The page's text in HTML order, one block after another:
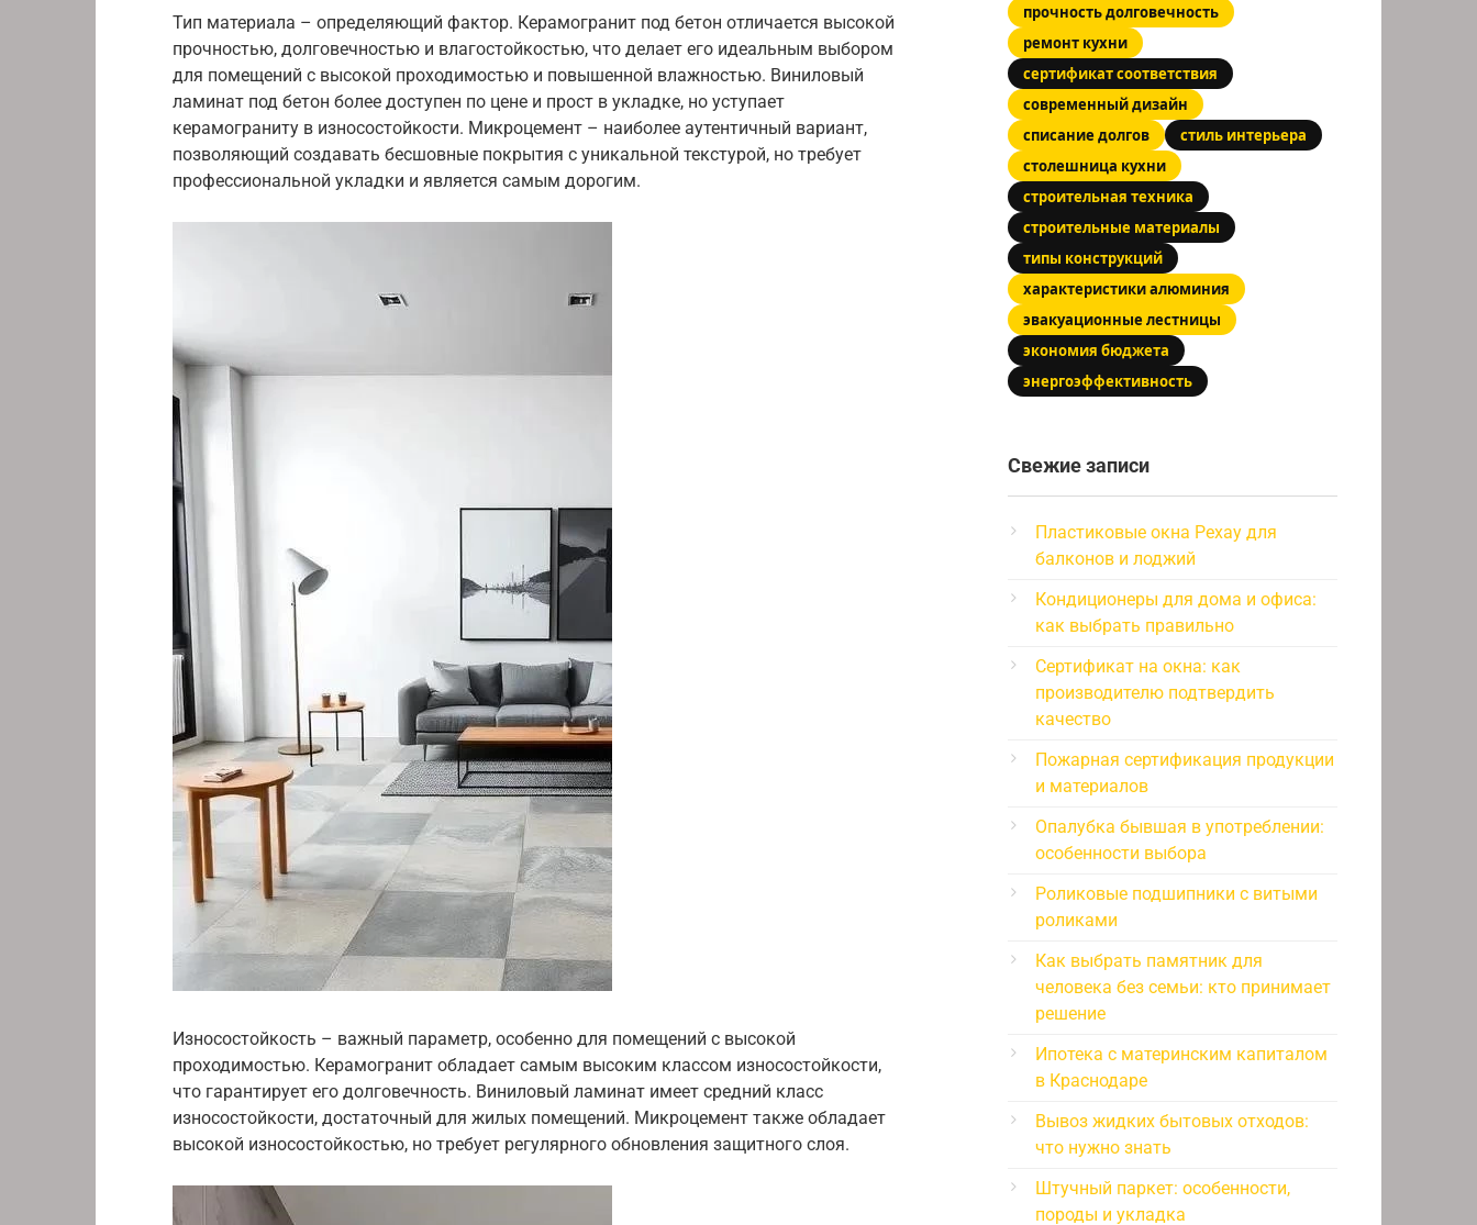
Тип материала – определяющий фактор. Керамогранит под бетон отличается высокой
прочностью, долговечностью и влагостойкостью, что делает его идеальным выбором
для помещений с высокой проходимостью и повышенной влажностью. Виниловый
ламинат под бетон более доступен по цене и прост в укладке, но уступает
керамограниту в износостойкости. Микроцемент – наиболее аутентичный вариант,
позволяющий создавать бесшовные покрытия с уникальной текстурой, но требует
профессиональной укладки и является самым дорогим.
Износостойкость – важный параметр, особенно для помещений с высокой
проходимостью. Керамогранит обладает самым высоким классом износостойкости,
что гарантирует его долговечность. Виниловый ламинат имеет средний класс
износостойкости, достаточный для жилых помещений. Микроцемент также обладает
высокой износостойкостью, но требует регулярного обновления защитного слоя.
прочность долговечность
ремонт кухни
сертификат соответствия
современный дизайн
списание долгов
стиль интерьера
столешница кухни
строительная техника
строительные материалы
типы конструкций
характеристики алюминия
эвакуационные лестницы
экономия бюджета
энергоэффективность
Свежие записи
Пластиковые окна Рехау для
балконов и лоджий
Кондиционеры для дома и офиса:
как выбрать правильно
Сертификат на окна: как
производителю подтвердить
качество
Пожарная сертификация продукции
и материалов
Опалубка бывшая в употреблении:
особенности выбора
Роликовые подшипники с витыми
роликами
Как выбрать памятник для
человека без семьи: кто принимает
решение
Ипотека с материнским капиталом
в Краснодаре
Вывоз жидких бытовых отходов:
что нужно знать
Штучный паркет: особенности,
породы и укладка